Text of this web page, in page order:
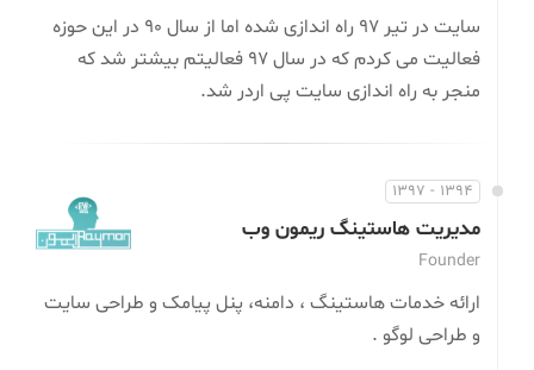
سایت در تیر 97 راه اندازی شده اما از سال 90 در این حوزه
فعالیت می کردم که در سال 97 فعالیتم بیشتر شد که
منجر به راه اندازی سایت پی اردر شد.
1394 - 1397
مدیریت هاستینگ ریمون وب
Founder
ارائه خدمات هاستینگ ، دامنه، پنل پیامک و طراحی سایت
و طراحی لوگو .